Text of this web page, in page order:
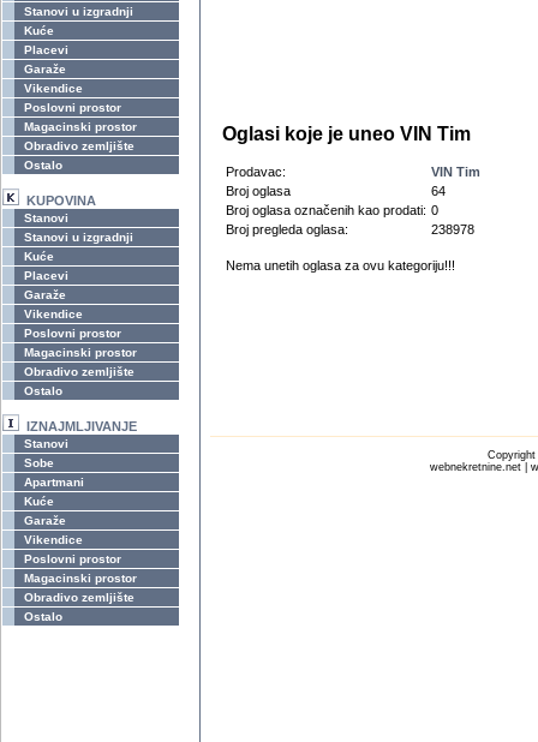
Stanovi u izgradnji
Kuće
Placevi
Garaže
Vikendice
Poslovni prostor
Magacinski prostor
Obradivo zemljište
Ostalo
KUPOVINA
Stanovi
Stanovi u izgradnji
Kuće
Placevi
Garaže
Vikendice
Poslovni prostor
Magacinski prostor
Obradivo zemljište
Ostalo
IZNAJMLJIVANJE
Stanovi
Sobe
Apartmani
Kuće
Garaže
Vikendice
Poslovni prostor
Magacinski prostor
Obradivo zemljište
Ostalo
Oglasi koje je uneo VIN Tim
Prodavac:
VIN Tim
Broj oglasa
64
Broj oglasa označenih kao prodati: 0
Broj pregleda oglasa:
238978
Nema unetih oglasa za ovu kategoriju!!!
webnekretnine.net |